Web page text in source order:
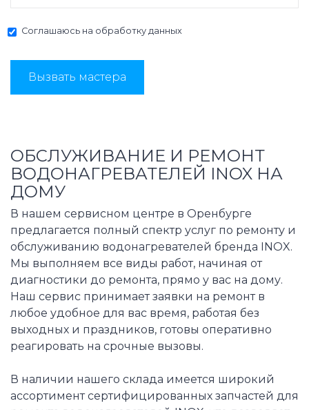
Соглашаюсь на обработку данных
Вызвать мастера
ОБСЛУЖИВАНИЕ И РЕМОНТ
ВОДОНАГРЕВАТЕЛЕЙ INOX НА
ДОМУ
В нашем сервисном центре в Оренбурге
предлагается полный спектр услуг по ремонту и
обслуживанию водонагревателей бренда INOX.
Мы выполняем все виды работ, начиная от
диагностики до ремонта, прямо у вас на дому.
Наш сервис принимает заявки на ремонт в
любое удобное для вас время, работая без
выходных и праздников, готовы оперативно
реагировать на срочные вызовы.
В наличии нашего склада имеется широкий
ассортимент сертифицированных запчастей для